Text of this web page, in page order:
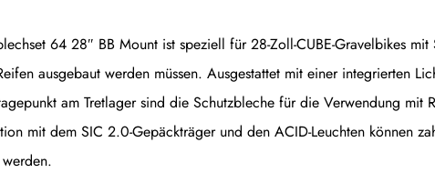
64 28″ BB Mount ist speziell für 28-Zoll-CUBE-Gravelbikes
ausgebaut werden müssen. Ausgestattet mit einer integrierten
am Tretlager sind die Schutzbleche für die Verwendung mit
mit dem SIC 2.0-Gepäckträger und den ACID-Leuchten können